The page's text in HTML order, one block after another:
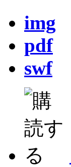
img
pdf
swf